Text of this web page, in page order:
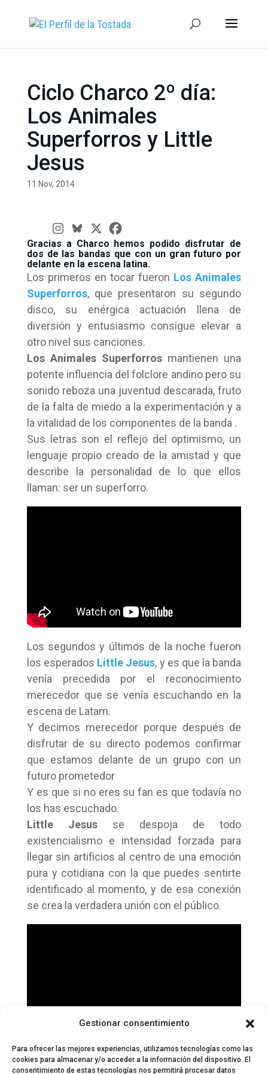
Gestionar consentimiento
Para ofrecer las mejores experiencias, utilizamos tecnologías como las
cookies para almacenar y/o acceder a la información del dispositivo. El
consentimiento de estas tecnologías nos permitirá procesar datos
Ciclo Charco 2º día:
Los Animales
Superforros y Little
Jesus
11 Nov, 2014
Gracias a Charco hemos podido disfrutar de
dos de las bandas que con un gran futuro por
delante en la escena latina.
Los primeros en tocar fueron Los Animales
Superforros, que presentaron su segundo
disco, su enérgica actuación llena de
diversión y entusiasmo consigue elevar a
otro nivel sus canciones.
Los Animales Superforros mantienen una
potente influencia del folclore andino pero su
sonido reboza una juventud descarada, fruto
de la falta de miedo a la experimentación y a
la vitalidad de los componentes de la banda .
Sus letras son el reflejo del optimismo, un
lenguaje propio creado de la amistad y que
describe la personalidad de lo que ellos
llaman: ser un superforro.
Los segundos y últimos de la noche fueron
los esperados Little Jesus, y es que la banda
venía precedida por el reconocimiento
merecedor que se venía escuchando en la
escena de Latam.
Y decimos merecedor porque después de
disfrutar de su directo podemos confirmar
que estamos delante de un grupo con un
futuro prometedor
Y es que si no eres su fan es que todavía no
los has escuchado.
Little Jesusse despoja de todo
existencialismo e intensidad forzada para
llegar sin artificios al centro de una emoción
pura y cotidiana con la que puedes sentirte
identificado al momento, y de esa conexión
se crea la verdadera unión con el público.